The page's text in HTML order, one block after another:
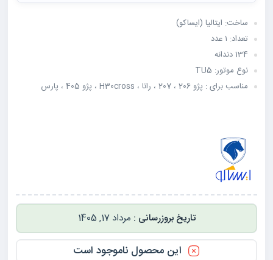
ساخت: ایتالیا (ایساکو)
تعداد: ۱ عدد
134 دندانه
نوع موتور: TU5
مناسب برای : پژو 206 ، 207 ، رانا ، H30cross ، پژو 405 ، پارس
مرداد 17, 1405
این محصول ناموجود است